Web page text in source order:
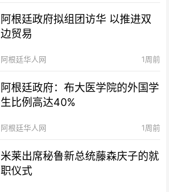
阿根廷政府拟组团访华 以推进双
边贸易
阿根廷华人网 1周前
阿根廷政府：布大医学院的外国学
生比例高达40%
阿根廷华人网 1周前
米莱出席秘鲁新总统藤森庆子的就
职仪式